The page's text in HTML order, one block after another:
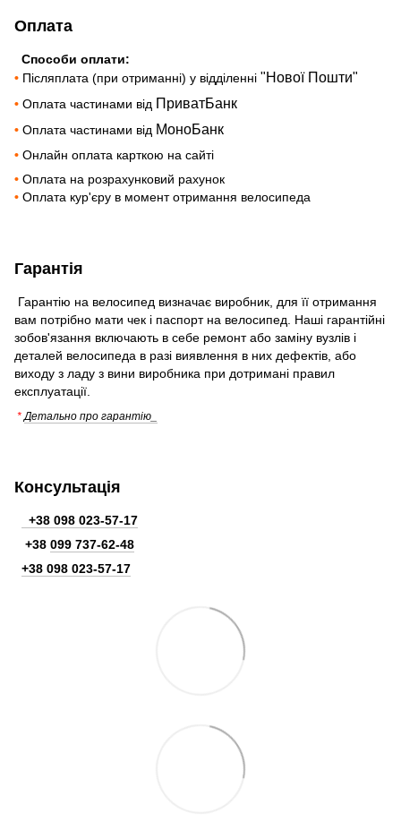
Оплата
Способи оплати:
• Післяплата (при отриманні) у відділенні "Нової Пошти"
• Оплата частинами від ПриватБанк
• Оплата частинами від МоноБанк
• Онлайн оплата карткою на сайті
• Оплата на розрахунковий рахунок
• Оплата кур'єру в момент отримання велосипеда
Гарантія
Гарантію на велосипед визначає виробник, для її отримання
вам потрібно мати чек і паспорт на велосипед. Наші гарантійні
зобов'язання включають в себе ремонт або заміну вузлів і
деталей велосипеда в разі виявлення в них дефектів, або
виходу з ладу з вини виробника при дотримані правил
експлуатації.
* Детально про гарантію_
Консультація
+38 098 023-57-17
+38 099 737-62-48
+38 098 023-57-17